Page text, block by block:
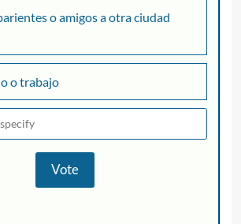
o amigos a otra ciudad
o trabajo